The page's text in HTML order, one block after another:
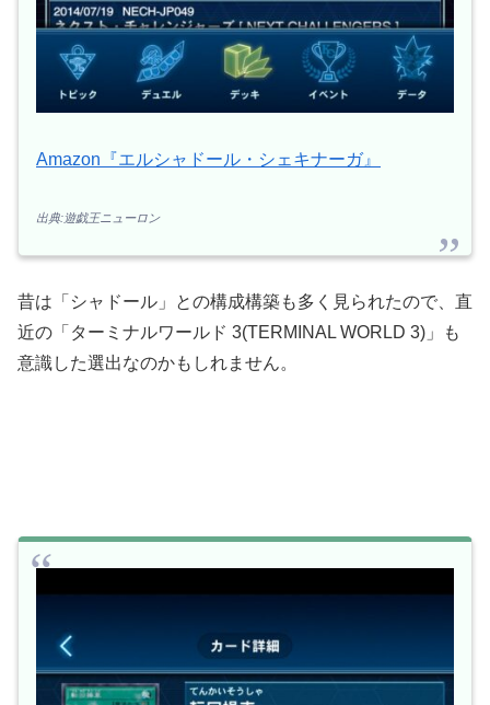
Amazon『エルシャドール・シェキナーガ』
出典:遊戯王ニューロン
昔は「シャドール」との構成構築も多く見られたので、直
近の「ターミナルワールド 3(TERMINAL WORLD 3)」も
意識した選出なのかもしれません。